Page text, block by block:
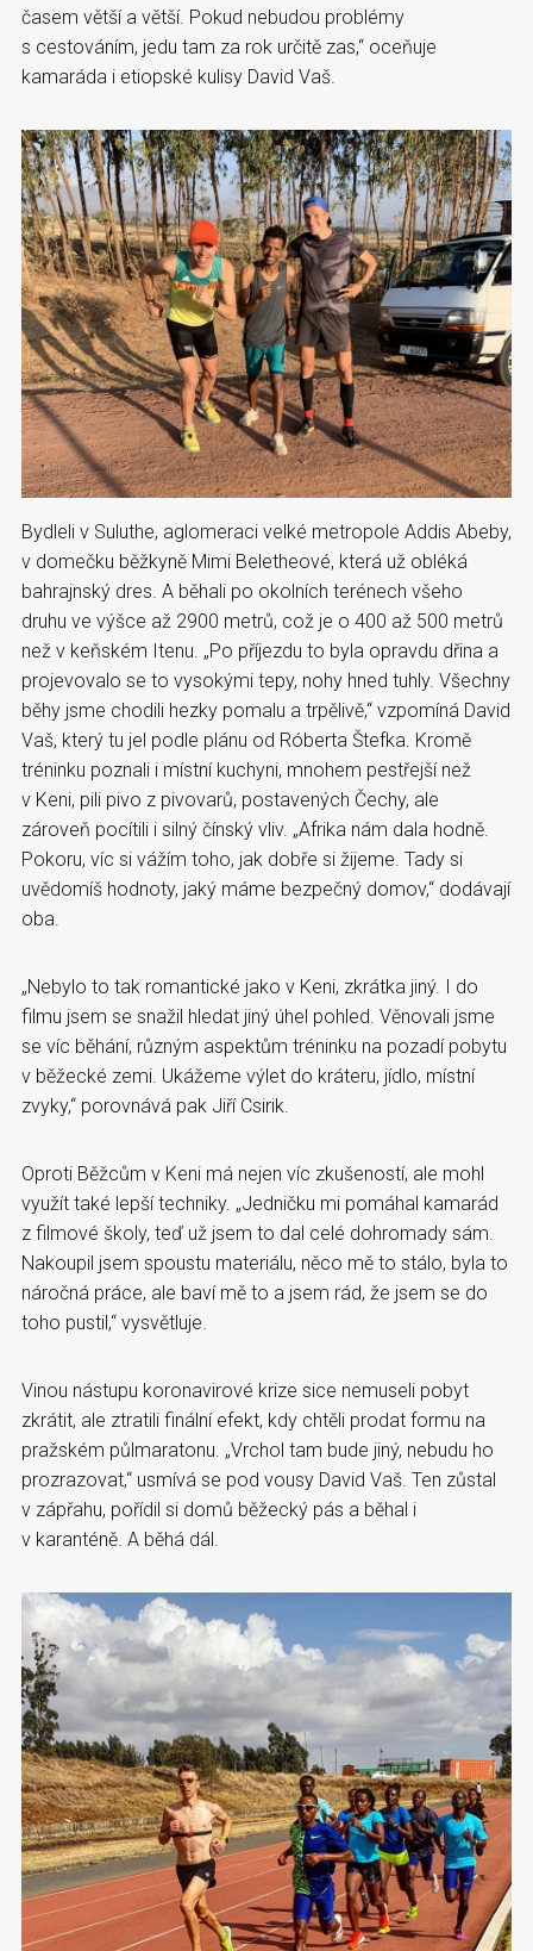
časem větší a větší. Pokud nebudou problémy
s cestováním, jedu tam za rok určitě zas,“ oceňuje
kamaráda i etiopské kulisy David Vaš.
Bydleli v Suluthe, aglomeraci velké metropole Addis Abeby,
v domečku běžkyně Mimi Beletheové, která už obléká
bahrajnský dres. A běhali po okolních terénech všeho
druhu ve výšce až 2900 metrů, což je o 400 až 500 metrů
než v keňském Itenu. „Po příjezdu to byla opravdu dřina a
projevovalo se to vysokými tepy, nohy hned tuhly. Všechny
běhy jsme chodili hezky pomalu a trpělivě,“ vzpomíná David
Vaš, který tu jel podle plánu od Róberta Štefka. Kromě
tréninku poznali i místní kuchyni, mnohem pestřejší než
v Keni, pili pivo z pivovarů, postavených Čechy, ale
zároveň pocítili i silný čínský vliv. „Afrika nám dala hodně.
Pokoru, víc si vážím toho, jak dobře si žijeme. Tady si
uvědomíš hodnoty, jaký máme bezpečný domov,“ dodávají
oba.
„Nebylo to tak romantické jako v Keni, zkrátka jiný. I do
filmu jsem se snažil hledat jiný úhel pohled. Věnovali jsme
se víc běhání, různým aspektům tréninku na pozadí pobytu
v běžecké zemi. Ukážeme výlet do kráteru, jídlo, místní
zvyky,“ porovnává pak Jiří Csirik.
Oproti Běžcům v Keni má nejen víc zkušeností, ale mohl
využít také lepší techniky. „Jedničku mi pomáhal kamarád
z filmové školy, teď už jsem to dal celé dohromady sám.
Nakoupil jsem spoustu materiálu, něco mě to stálo, byla to
náročná práce, ale baví mě to a jsem rád, že jsem se do
toho pustil,“ vysvětluje.
Vinou nástupu koronavirové krize sice nemuseli pobyt
zkrátit, ale ztratili finální efekt, kdy chtěli prodat formu na
pražském půlmaratonu. „Vrchol tam bude jiný, nebudu ho
prozrazovat,“ usmívá se pod vousy David Vaš. Ten zůstal
v zápřahu, pořídil si domů běžecký pás a běhal i
v karanténě. A běhá dál.